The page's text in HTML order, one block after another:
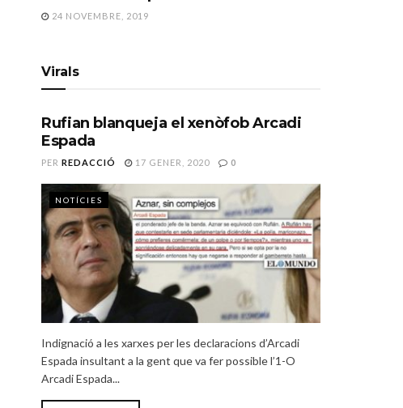
24 NOVEMBRE, 2019
Virals
Rufian blanqueja el xenòfob Arcadi
Espada
PER REDACCIÓ 17 GENER, 2020 0
NOTÍCIES
Indignació a les xarxes per les declaracions d’Arcadi
Espada insultant a la gent que va fer possible l’1-O
Arcadi Espada...